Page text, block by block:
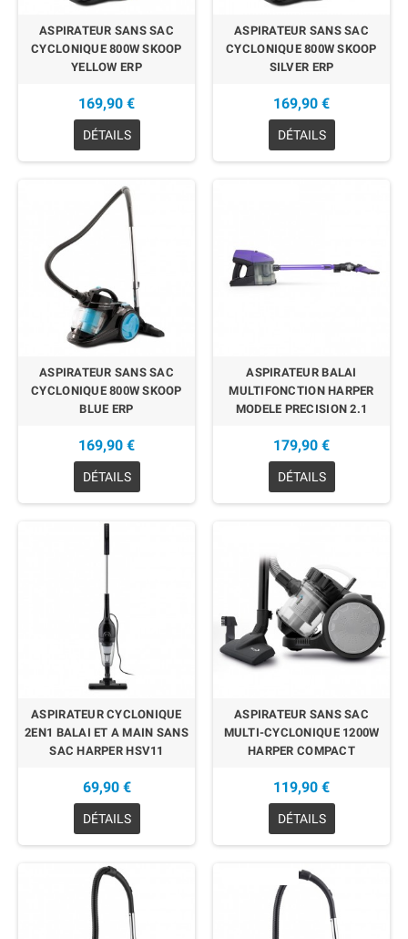
ASPIRATEUR SANS SAC
CYCLONIQUE 800W SKOOP
YELLOW ERP
169,90 €
DÉTAILS
ASPIRATEUR SANS SAC
CYCLONIQUE 800W SKOOP
SILVER ERP
169,90 €
DÉTAILS
ASPIRATEUR SANS SAC
CYCLONIQUE 800W SKOOP
BLUE ERP
169,90 €
DÉTAILS
ASPIRATEUR BALAI
MULTIFONCTION HARPER
MODELE PRECISION 2.1
179,90 €
DÉTAILS
ASPIRATEUR CYCLONIQUE
2EN1 BALAI ET A MAIN SANS
SAC HARPER HSV11
69,90 €
DÉTAILS
ASPIRATEUR SANS SAC
MULTI-CYCLONIQUE 1200W
HARPER COMPACT
119,90 €
DÉTAILS